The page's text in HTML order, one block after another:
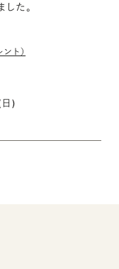
た。
ト）
)